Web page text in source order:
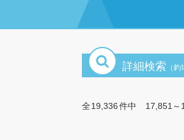
詳細検索 （
全19,336件中 17,851～